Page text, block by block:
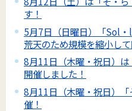
す！
5月7日（日曜日）「Sol
荒天のため規模を縮小して
8月11日（木曜・祝日）
開催しました！
8月11日（木曜・祝日）
催！